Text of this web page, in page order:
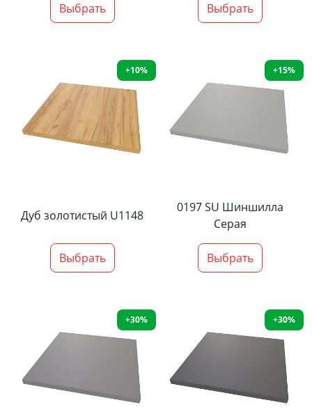
Выбрать Выбрать
+10%
Дуб золотистый U1148
Выбрать
+15%
0197 SU Шиншилла
Серая
Выбрать
+30% +30%